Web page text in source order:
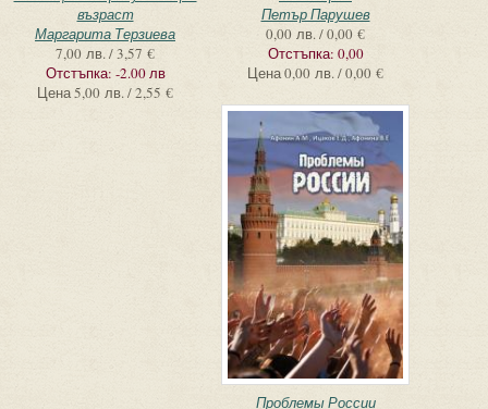
възраст
Маргарита Терзиева
7,00 лв. / 3,57 €
Отстъпка: -2.00 лв
Цена5,00 лв. / 2,55 €
Петър Парушев
0,00 лв. / 0,00 €
Отстъпка: 0,00
Цена0,00 лв. / 0,00 €
Проблемы России